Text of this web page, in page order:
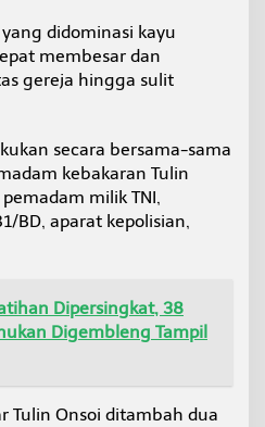
didominasi kayu
membesar dan
gereja hingga sulit
secara bersama-sama
kebakaran Tulin
milik TNI,
BD, aparat kepolisian,
Dipersingkat, 38
Digembleng Tampil
Tulin Onsoi ditambah dua